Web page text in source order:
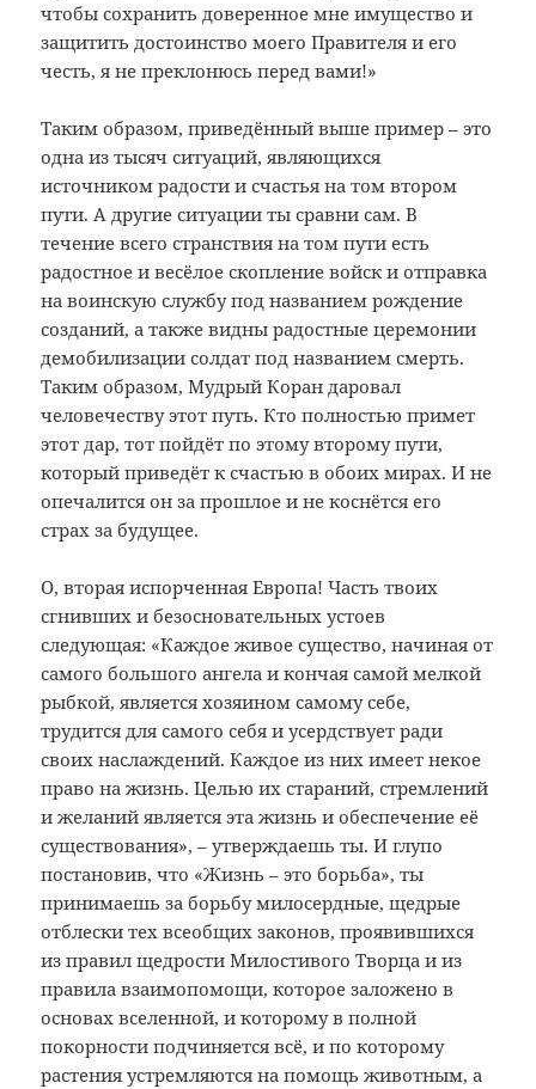
чтобы сохранить доверенное мне имущество и
защитить достоинство моего Правителя и его
честь, я не преклонюсь перед вами!»
Таким образом, приведённый выше пример – это
одна из тысяч ситуаций, являющихся
источником радости и счастья на том втором
пути. А другие ситуации ты сравни сам. В
течение всего странствия на том пути есть
радостное и весёлое скопление войск и отправка
на воинскую службу под названием рождение
созданий, а также видны радостные церемонии
демобилизации солдат под названием смерть.
Таким образом, Мудрый Коран даровал
человечеству этот путь. Кто полностью примет
этот дар, тот пойдёт по этому второму пути,
который приведёт к счастью в обоих мирах. И не
опечалится он за прошлое и не коснётся его
страх за будущее.
О, вторая испорченная Европа! Часть твоих
сгнивших и безосновательных устоев
следующая: «Каждое живое существо, начиная от
самого большого ангела и кончая самой мелкой
рыбкой, является хозяином самому себе,
трудится для самого себя и усердствует ради
своих наслаждений. Каждое из них имеет некое
право на жизнь. Целью их стараний, стремлений
и желаний является эта жизнь и обеспечение её
существования», – утверждаешь ты. И глупо
постановив, что «Жизнь – это борьба», ты
принимаешь за борьбу милосердные, щедрые
отблески тех всеобщих законов, проявившихся
из правил щедрости Милостивого Творца и из
правила взаимопомощи, которое заложено в
основах вселенной, и которому в полной
покорности подчиняется всё, и по которому
растения устремляются на помощь животным, а